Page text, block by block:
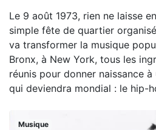
Le 9 août 1973, rien ne laisse
simple fête de quartier
va transformer la musique
Bronx, à New York, tous les
réunis pour donner naissance
qui deviendra mondial : le hip-
Musique